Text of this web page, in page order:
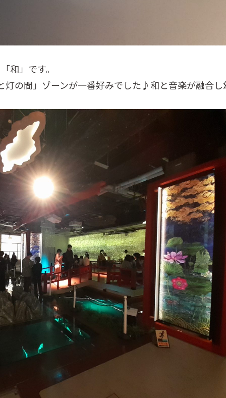
和」です。
灯の間」ゾーンが一番好みでした♪和と音楽が融合し